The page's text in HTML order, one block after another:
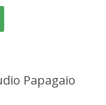
Papagaio